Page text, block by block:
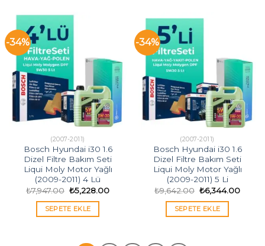
-34%
(2007-2011)
Bosch Hyundai i30 1.6
Dizel Filtre Bakım Seti
Liqui Moly Motor Yağlı
(2009-2011) 4 Lü
₺7,947.00 Orijinal
fiyat:
₺7,947.00.
₺5,228.00Şu
SEPETE EKLE
-34%
(2007-2011)
Bosch Hyundai i30 1.6
Dizel Filtre Bakım Seti
Liqui Moly Motor Yağlı
(2009-2011) 5 Li
₺9,642.00 Orijinal
fiyat:
₺9,642.00.
₺6,344.00Şu
SEPETE EKLE